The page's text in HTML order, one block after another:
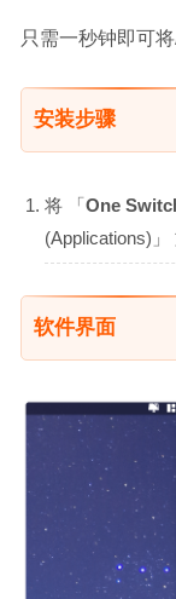
只需一秒钟即可
安装步骤
将 「One
(Applications)
软件界面